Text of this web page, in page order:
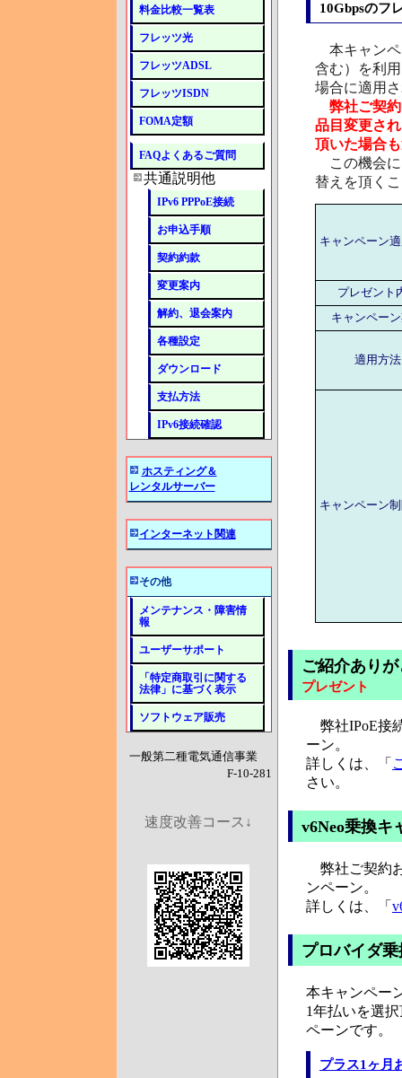
10Gbpsのフ
本キャンペ
含む）を利
場合に適用
弊社ご契約
品目変更さ
頂いた場合
この機会に
替えを頂く
キャンペーン
プレゼント
キャンペー
適用方法
キャンペーン
ご紹介あり
プレゼント
弊社IPoE接
ーン。
詳しくは、「
さい。
v6Neo乗換キ
弊社ご契約
ンペーン。
詳しくは、「
プロバイダ
本キャンペー
1年払いを選
ペーンです。
プラス1ヶ月
料金比較一覧表
フレッツ光
フレッツADSL
フレッツISDN
FOMA定額
FAQよくあるご質問
共通説明他
IPv6 PPPoE接続
お申込手順
契約約款
変更案内
解約、退会案内
各種設定
ダウンロード
支払方法
IPv6接続確認
ホスティング＆
レンタルサーバー
インターネット関連
その他
メンテナンス・障害情
報
ユーザーサポート
「特定商取引に関する
法律」に基づく表示
ソフトウェア販売
一般第二種電気通信事業
F-10-281
速度改善コース↓